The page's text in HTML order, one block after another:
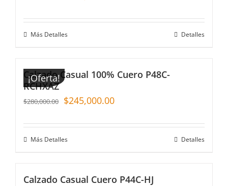
Más Detalles Detalles
¡Oferta!
Calzado Casual 100% Cuero P48C-
RCHXAZ
$280,000.00 $245,000.00
Más Detalles Detalles
Calzado Casual Cuero P44C-HJ